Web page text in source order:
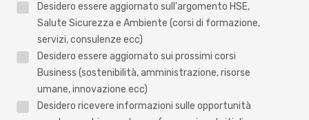
Desidero essere aggiornato sull'argomento HSE,
Salute Sicurezza e Ambiente (corsi di formazione,
servizi, consulenze ecc)
Desidero essere aggiornato sui prossimi corsi
Business (sostenibilità, amministrazione, risorse
umane, innovazione ecc)
Desidero ricevere informazioni sulle opportunità